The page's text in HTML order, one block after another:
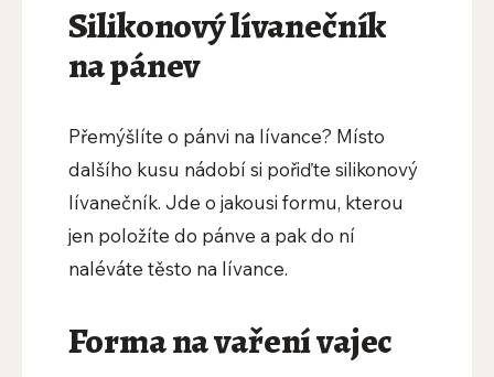
Silikonový lívanečník
na pánev
Přemýšlíte o pánvi na lívance? Místo
dalšího kusu nádobí si pořiďte silikonový
lívanečník. Jde o jakousi formu, kterou
jen položíte do pánve a pak do ní
naléváte těsto na lívance.
Forma na vaření vajec